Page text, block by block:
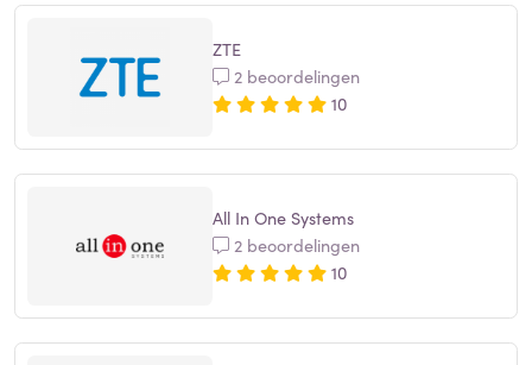
ZTE
2 beoordelingen
10
All In One Systems
2 beoordelingen
10